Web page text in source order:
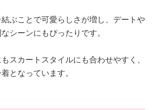
ぶことで可愛らしさが増し、デートや
シーンにもぴったりです。
スカートスタイルにも合わせやすく、
となっています。